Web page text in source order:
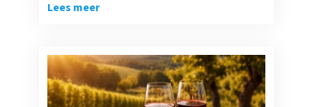
Lees meer